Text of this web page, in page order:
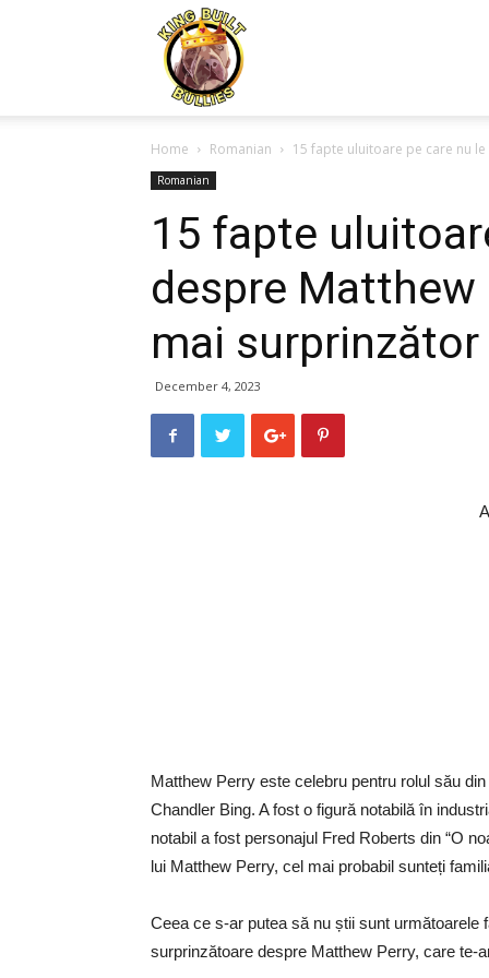
Home Romanian 15 fapte uluitoare pe care nu
Romanian
15 fapte
despre
mai
December 4, 2023
Matthew Perry este celebru pentru rolul său
Chandler Bing. A fost o figură notabilă în
notabil a fost personajul Fred Roberts din “O
lui Matthew Perry, cel mai probabil sunteți
Ceea ce s-ar putea să nu știi sunt următoarele
surprinzătoare despre Matthew Perry, care te-